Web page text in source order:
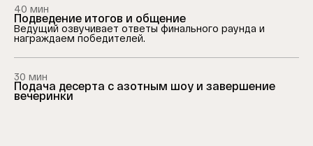
40 мин
Подведение итогов и общение
Ведущий озвучивает ответы финального раунда и
награждаем победителей.
30 мин
Подача десерта с азотным шоу и завершение
вечеринки